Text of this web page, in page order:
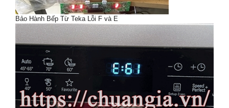
Bảo Hành Bếp Từ Teka Lỗi F và E